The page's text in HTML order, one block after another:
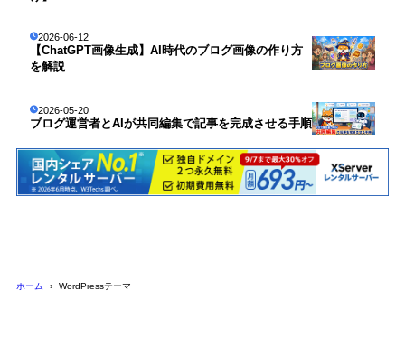
2026-06-12
【ChatGPT画像生成】AI時代のブログ画像の作り方
を解説
2026-05-20
ブログ運営者とAIが共同編集で記事を完成させる手順
ホーム WordPressテーマ